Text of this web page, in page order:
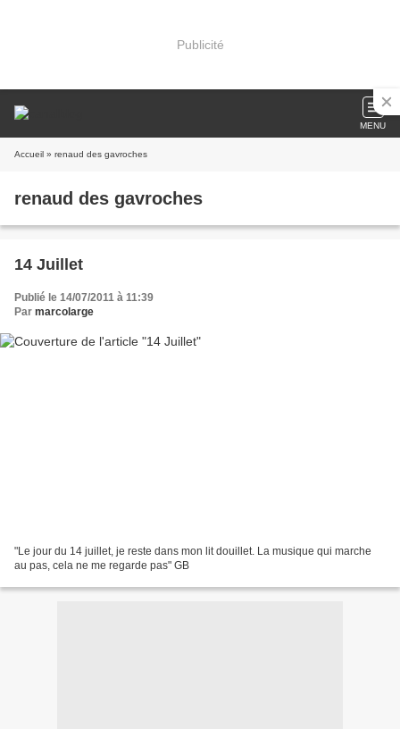
Publicité
MENU
Accueil » renaud des gavroches
renaud des gavroches
14 Juillet
Publié le 14/07/2011 à 11:39
Par marcolarge
"Le jour du 14 juillet, je reste dans mon lit douillet. La musique qui marche
au pas, cela ne me regarde pas" GB